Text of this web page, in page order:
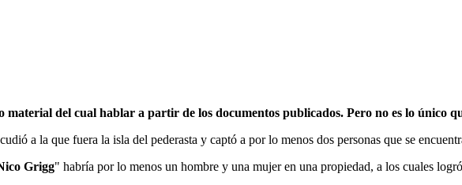
del cual hablar a partir de los documentos publicados. Pero no es lo único
a la que fuera la isla del pederasta y captó a por lo menos dos personas que se
Grigg" habría por lo menos un hombre y una mujer en una propiedad, a los cuales